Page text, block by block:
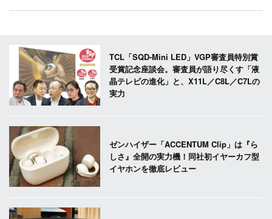
TCL「SQD-Mini LED」VGP審査員特別賞
受賞記念座談会。審査員が語り尽くす「液
晶テレビの進化」と、X11L／C8L／C7Lの
実力
ゼンハイザー「ACCENTUM Clip」は『ら
しさ』全開の実力機！同社初イヤーカフ型
イヤホンを徹底レビュー